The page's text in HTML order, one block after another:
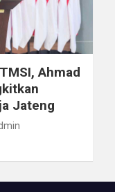
Ahmad
Jateng